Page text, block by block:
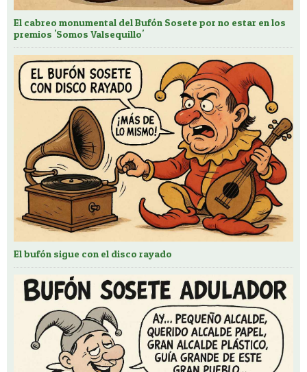
El cabreo monumental del Bufón Sosete por no estar en los
premios 'Somos Valsequillo'
El bufón sigue con el disco rayado